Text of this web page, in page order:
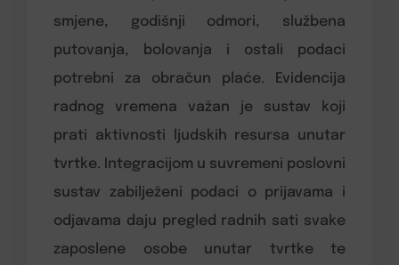
smjene, godišnji odmori, službena
putovanja, bolovanja i ostali podaci
potrebni za obračun plaće. Evidencija
radnog vremena važan je sustav koji
prati aktivnosti ljudskih resursa unutar
tvrtke. Integracijom u suvremeni poslovni
sustav zabilježeni podaci o prijavama i
odjavama daju pregled radnih sati svake
zaposlene osobe unutar tvrtke te